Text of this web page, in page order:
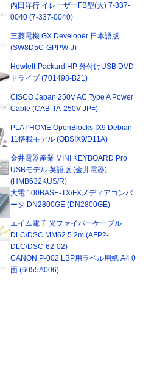
内田洋行 イレーザーFB型(大) 7-337-
0040 (7-337-0040)
三菱電機 GX Developer 日本語版
(SW8D5C-GPPW-J)
Hewlett-Packard HP 外付けUSB DVD
ドライブ (701498-B21)
CISCO Japan 250V AC Type A Power
Cable (CAB-TA-250V-JP=)
PLAT'HOME OpenBlocks IX9 Debian
11搭載モデル (OBSIX9/D11A)
金井電器産業 MINI KEYBOARD Pro
USBモデル 英語版 (金井電器)
(HMB632KUS/R)
大電 100BASE-TX/FXメディアコンバ
ータ DN2800GE (DN2800GE)
エイム電子 光ファイバーケーブル
DLC/DSC MM62.5 2m (AFP2-
DLC/DSC-62-02)
CANON P-002 LBP用ラベル用紙 A4 0
面 (6055A006)